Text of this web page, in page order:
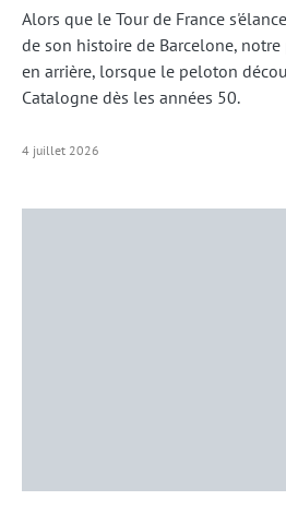
Alors que le Tour de France
de son histoire de Barcelone,
en arrière, lorsque le peloton
Catalogne dès les années 50.
4 juillet 2026